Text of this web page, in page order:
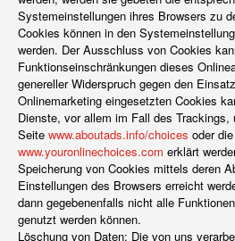
Systemeinstellungen ihres Browsers zu
Cookies können in den
werden. Der Ausschluss von Cookies
Funktionseinschränkungen dieses
genereller Widerspruch gegen den
Onlinemarketing eingesetzten Cookies
Dienste, vor allem im Fall des Trackings,
Seite www.aboutads.info/choices oder
www.youronlinechoices.com erklärt
Speicherung von Cookies mittels deren
Einstellungen des Browsers erreicht
dann gegebenenfalls nicht alle
genutzt werden können.
Löschung von Daten: Die von uns